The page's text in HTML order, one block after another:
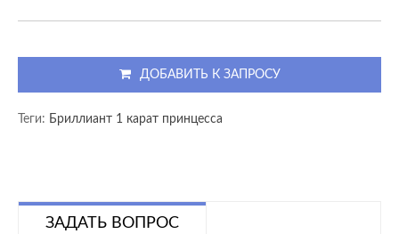
ДОБАВИТЬ К ЗАПРОСУ
Теги: Бриллиант 1 карат принцесса
ЗАДАТЬ ВОПРОС